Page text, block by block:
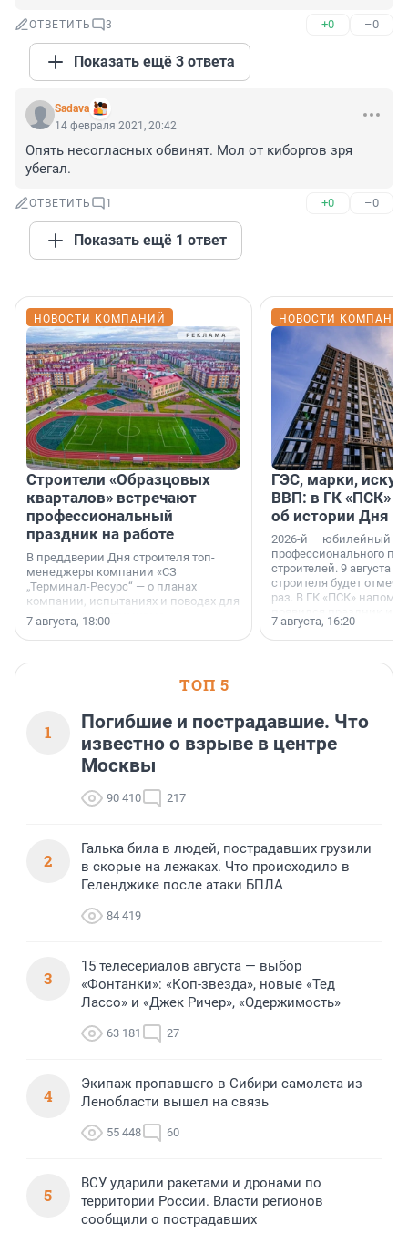
ОТВЕТИТЬ 3 +0 –0
Показать ещё 3 ответа
Sadava
14 февраля 2021, 20:42
Опять несогласных обвинят. Мол от киборгов зря
убегал.
ОТВЕТИТЬ 1 +0 –0
Показать ещё 1 ответ
НОВОСТИ КОМПАНИЙ
Строители «Образцовых
кварталов» встречают
профессиональный
праздник на работе
В преддверии Дня строителя топ-
менеджеры компании «СЗ
„Терминал-Ресурс“ — о планах
компании, испытаниях и поводах для
осторожного оптимизма.
7 августа, 18:00
НОВОСТИ
ГЭС, марки,
ВВП: в ГК «ПСК»
об истории Дня
2026-й — юбилейный
профессионального
строителей. 9 августа
строителя будет
раз. В ГК «ПСК»
поменялась роль
7 августа, 16:20
ТОП 5
1
Погибшие и пострадавшие. Что
известно о взрыве в центре
Москвы
90 410 217
2
Галька била в людей, пострадавших грузили
в скорые на лежаках. Что происходило в
Геленджике после атаки БПЛА
84 419
3
15 телесериалов августа — выбор
«Фонтанки»: «Коп-звезда», новые «Тед
Лассо» и «Джек Ричер», «Одержимость»
63 181 27
4
Экипаж пропавшего в Сибири самолета из
Ленобласти вышел на связь
55 448 60
5
ВСУ ударили ракетами и дронами по
территории России. Власти регионов
сообщили о пострадавших